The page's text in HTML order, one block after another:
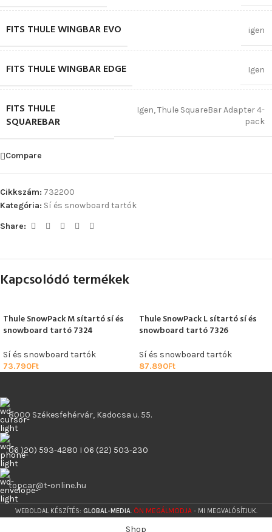
FITS THULE WINGBAR EVO igen
FITS THULE WINGBAR EDGE Igen
FITS THULE
SQUAREBAR
Igen,Thule SquareBar Adapter 4-
pack
Compare
Cikkszám: 732200
Kategória: Sí és snowboard tartók
Share:
Kapcsolódó termékek
Thule SnowPack M sítartó sí és
snowboard tartó 7324
Sí és snowboard tartók
73.790Ft
Thule SnowPack L sítartó sí és
snowboard tartó 7326
Sí és snowboard tartók
87.890Ft
8000 Székesfehérvár, Kadocsa u. 55.
06 )20) 593-4280 I 06 (22) 503-230
topcar@t-online.hu
WEBOLDAL KÉSZÍTÉS: GLOBAL-MEDIA. ÖN MEGÁLMODJA- MI MEGVALÓSÍTJUK.
Shop